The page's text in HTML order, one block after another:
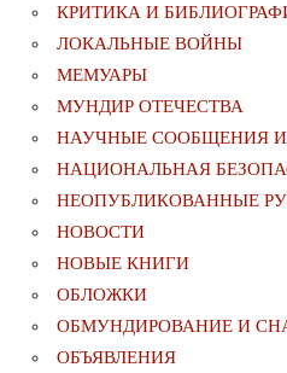
КРИТИКА И
ЛОКАЛЬНЫЕ ВОЙНЫ
МЕМУАРЫ
МУНДИР ОТЕЧЕСТВА
НАУЧНЫЕ СООБЩЕНИЯ
НАЦИОНАЛЬНАЯ
НЕОПУБЛИКОВАННЫЕ
НОВОСТИ
НОВЫЕ КНИГИ
ОБЛОЖКИ
ОБМУНДИРОВАНИЕ И
ОБЪЯВЛЕНИЯ